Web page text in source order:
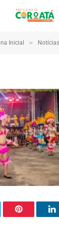
Inicial » Notícias
Pinterest